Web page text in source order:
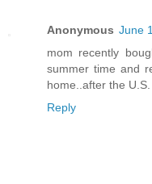
Anonymous June
mom recently
summer time and
home..after the
Reply